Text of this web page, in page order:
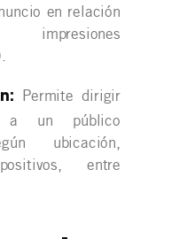
en relación
Permite dirigir
a un público
ubicación,
entre